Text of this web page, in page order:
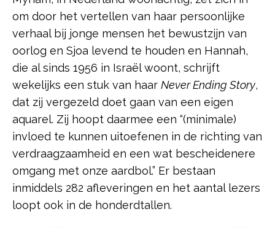
om door het vertellen van haar persoonlijke
verhaal bij jonge mensen het bewustzijn van
oorlog en Sjoa levend te houden en Hannah,
die al sinds 1956 in Israël woont, schrijft
wekelijks een stuk van haar Never Ending Story,
dat zij vergezeld doet gaan van een eigen
aquarel. Zij hoopt daarmee een “(minimale)
invloed te kunnen uitoefenen in de richting van
verdraagzaamheid en een wat bescheidenere
omgang met onze aardbol.” Er bestaan
inmiddels 282 afleveringen en het aantal lezers
loopt ook in de honderdtallen.